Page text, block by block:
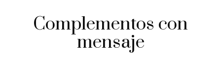
Complementos con
mensaje